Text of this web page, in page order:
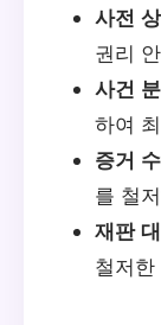
사전
권리
사건
하여
증거
를 철
재판
철저한